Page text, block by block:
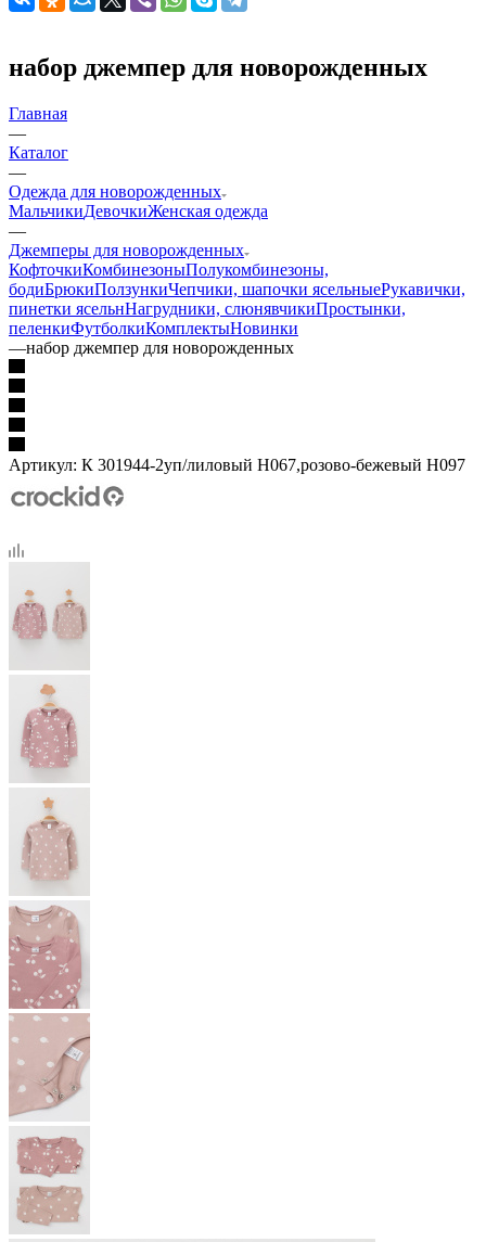
набор джемпер для новорожденных
Главная
—
Каталог
—
Одежда для новорожденных
МальчикиДевочкиЖенская одежда
—
Джемперы для новорожденных
КофточкиКомбинезоныПолукомбинезоны,
бодиБрюкиПолзункиЧепчики, шапочки ясельныеРукавички,
пинетки ясельнНагрудники, слюнявчикиПростынки,
пеленкиФутболкиКомплектыНовинки
—набор джемпер для новорожденных
Артикул: К 301944-2уп/лиловый Н067,розово-бежевый Н097